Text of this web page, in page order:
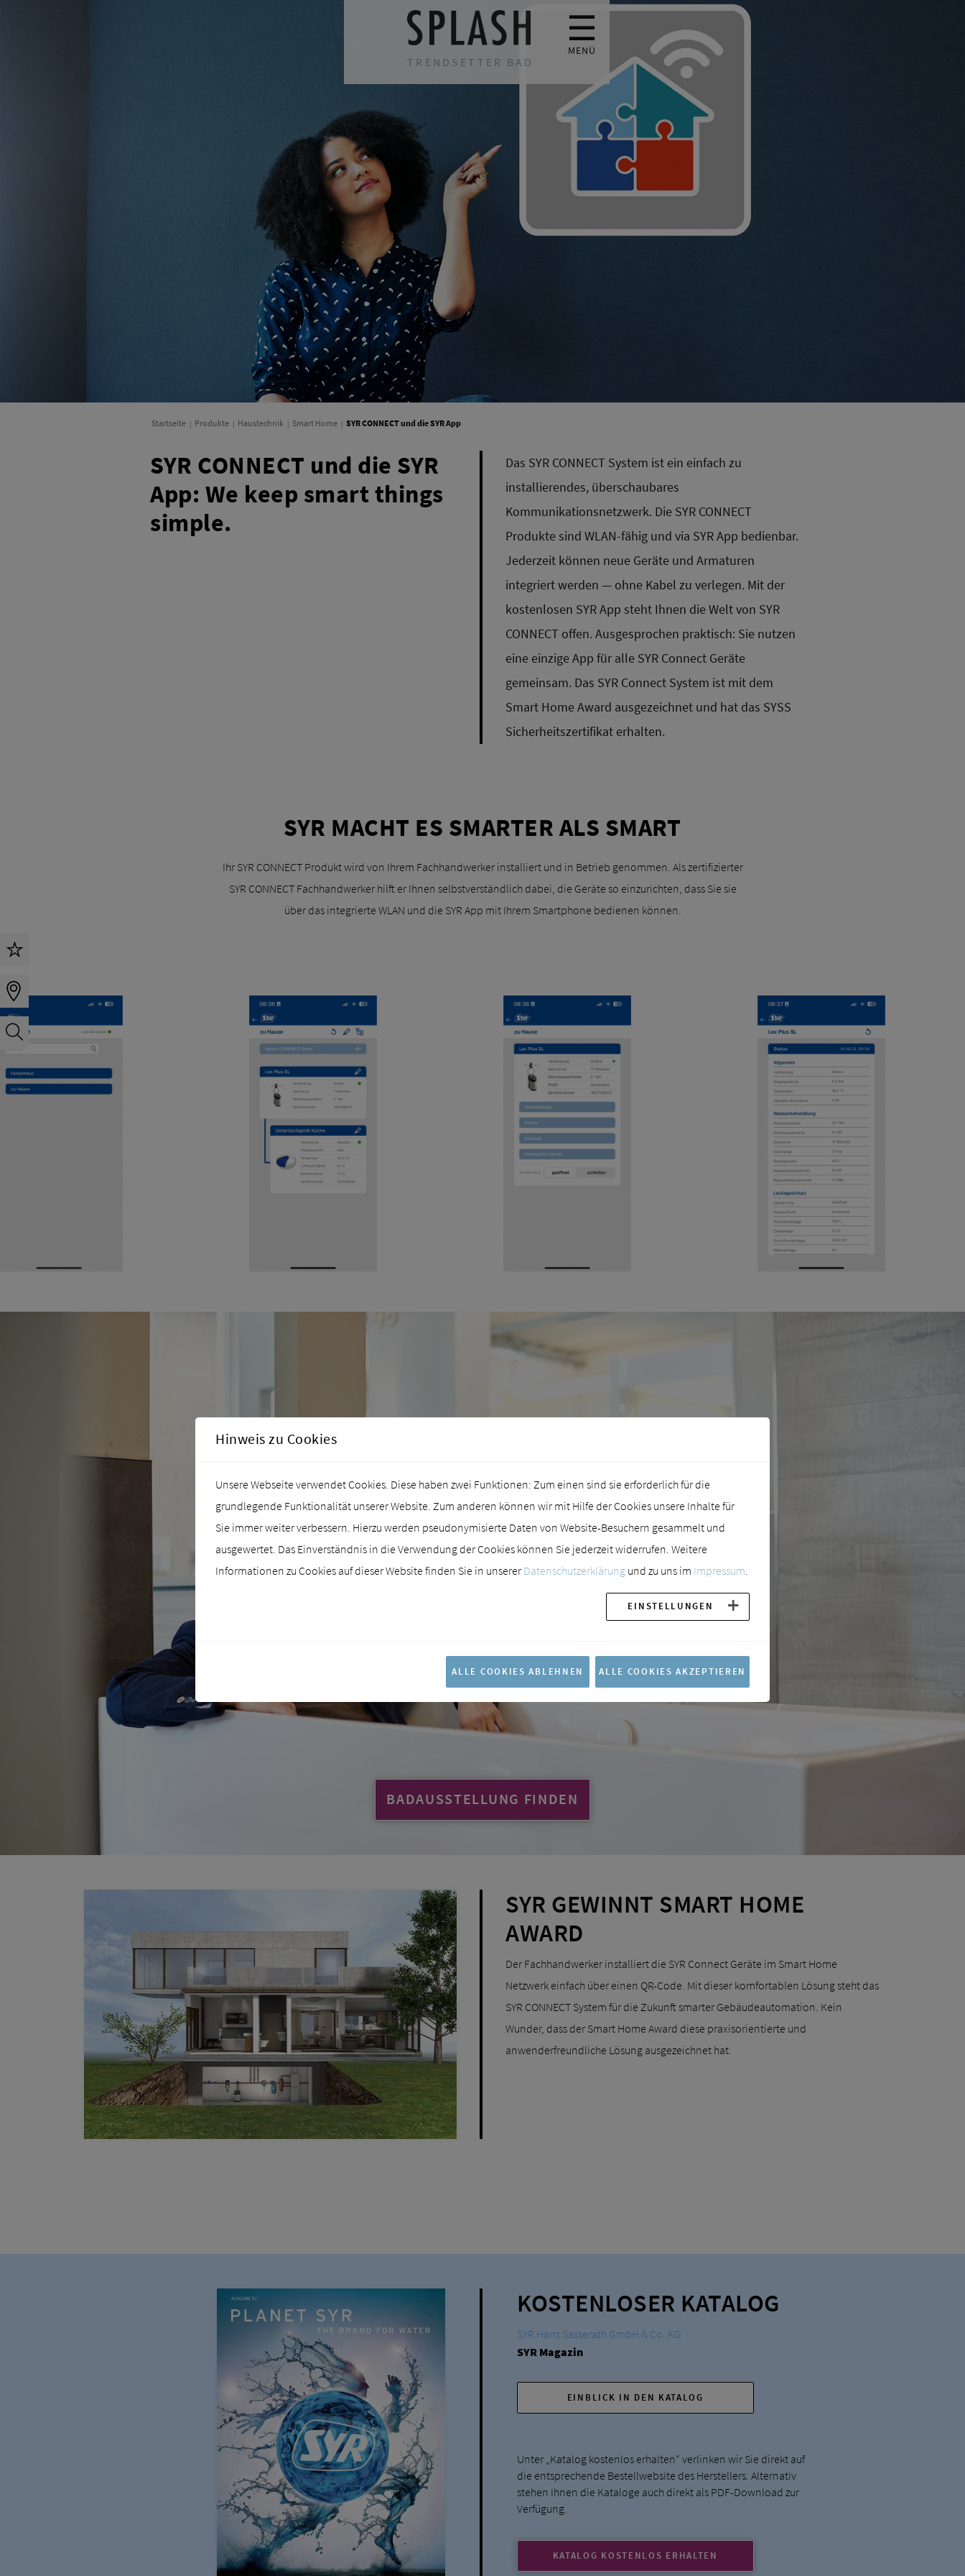
TRENDSETTER BAD
☰
MENÜ
Startseite Produkte Haustechnik Smart Home SYR CONNECT und die SYR App
SYR CONNECT und die SYR
App: We keep smart things
simple.
Das SYR CONNECT System ist ein einfach zu
installierendes, überschaubares
Kommunikationsnetzwerk. Die SYR CONNECT
Produkte sind WLAN-fähig und via SYR App bedienbar.
Jederzeit können neue Geräte und Armaturen
integriert werden — ohne Kabel zu verlegen. Mit der
kostenlosen SYR App steht Ihnen die Welt von SYR
CONNECT offen. Ausgesprochen praktisch: Sie nutzen
eine einzige App für alle SYR Connect Geräte
gemeinsam. Das SYR Connect System ist mit dem
Smart Home Award ausgezeichnet und hat das SYSS
Sicherheitszertifikat erhalten.
SYR MACHT ES SMARTER ALS SMART
Ihr SYR CONNECT Produkt wird von Ihrem Fachhandwerker installiert und in Betrieb genommen. Als zertifizierter
SYR CONNECT Fachhandwerker hilft er Ihnen selbstverständlich dabei, die Geräte so einzurichten, dass Sie sie
über das integrierte WLAN und die SYR App mit Ihrem Smartphone bedienen können.
BADAUSSTELLUNG FINDEN
SYR GEWINNT SMART HOME
AWARD
Der Fachhandwerker installiert die SYR Connect Geräte im Smart Home
Netzwerk einfach über einen QR-Code. Mit dieser komfortablen Lösung steht das
SYR CONNECT System für die Zukunft smarter Gebäudeautomation. Kein
Wunder, dass der Smart Home Award diese praxisorientierte und
anwenderfreundliche Lösung ausgezeichnet hat.
KOSTENLOSER KATALOG
SYR Hans Sasserath GmbH & Co. KG
SYR Magazin
EINBLICK IN DEN KATALOG
Unter „Katalog kostenlos erhalten“ verlinken wir Sie direkt auf
die entsprechende Bestellwebsite des Herstellers. Alternativ
stehen Ihnen die Kataloge auch direkt als PDF-Download zur
Verfügung.
KATALOG KOSTENLOS ERHALTEN
Hinweis zu Cookies
Unsere Webseite verwendet Cookies. Diese haben zwei Funktionen: Zum einen sind sie erforderlich für die
grundlegende Funktionalität unserer Website. Zum anderen können wir mit Hilfe der Cookies unsere Inhalte für
Sie immer weiter verbessern. Hierzu werden pseudonymisierte Daten von Website-Besuchern gesammelt und
ausgewertet. Das Einverständnis in die Verwendung der Cookies können Sie jederzeit widerrufen. Weitere
Informationen zu Cookies auf dieser Website finden Sie in unserer Datenschutzerklärung und zu uns im Impressum
EINSTELLUNGEN
ALLE COOKIES ABLEHNEN ALLE COOKIES AKZEPTIEREN